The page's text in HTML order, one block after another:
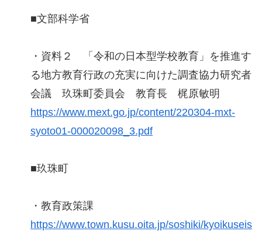
■文部科学省
・資料２ 「令和の日本型学校教育」を推進す
る地方教育行政の充実に向けた調査協力研究者
会議 玖珠町委員会 教育長 梶原敏明
https://www.mext.go.jp/content/220304-mxt-
syoto01-000020098_3.pdf
■玖珠町
・教育政策課
https://www.town.kusu.oita.jp/soshiki/kyoikuseis